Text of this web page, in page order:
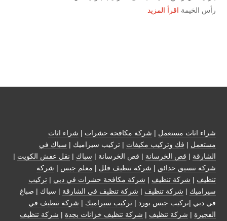
رأس الخيمة اقرأ المزيد
شراء اثاث مستعمل | شركة مكافحة حشرات | شراء اثاث
مستعمل | فك وتركيب مكيفات | تركيب سيراميك | سباك في
الشارقة | قص الخرسانة | قص الخرسانة | سباك | نقل عفش الكويت |
شركة تنسيق حدائق | شركة تنظيف فلل | معلم جبس | شركة
تنظيف | شركة تنظيف | شركة مكافحة حشرات في دبي | تركيب
سيراميك | شركة تنظيف | شركة تنظيف في الشارقة | سباك | صباغ
في دبي |تركيب جبس بورد | تركيب سيراميك | شركة تنظيف في
الفجيرة | شركة تنظيف | شركة تنظيف خزانات بجدة | شركة تنظيف